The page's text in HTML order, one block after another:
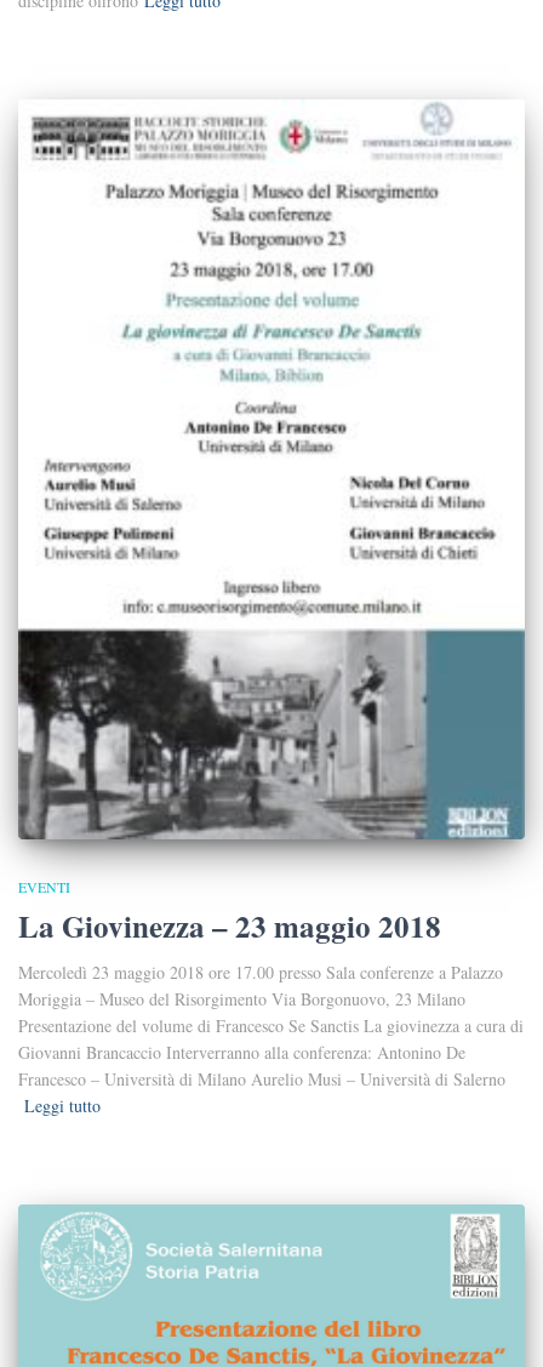
EVENTI
La Giovinezza – 23 maggio 2018
Mercoledì 23 maggio 2018 ore 17.00 presso Sala conferenze a Palazzo
Moriggia – Museo del Risorgimento Via Borgonuovo, 23 Milano
Presentazione del volume di Francesco Se Sanctis La giovinezza a cura di
Giovanni Brancaccio Interverranno alla conferenza: Antonino De
Francesco – Università di Milano Aurelio Musi – Università di Salerno
Leggi tutto